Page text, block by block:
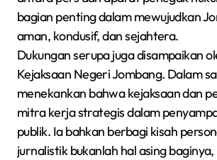
bagian penting dalam mewujudkan
aman, kondusif, dan sejahtera.
Dukungan serupa juga disampaikan
Kejaksaan Negeri Jombang. Dalam
menekankan bahwa kejaksaan dan
mitra kerja strategis dalam
publik. Ia bahkan berbagi kisah
jurnalistik bukanlah hal asing